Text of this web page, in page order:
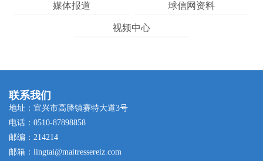
媒体报道 球信网资料
视频中心
联系我们
地址：宜兴市高塍镇赛特大道3号
电话：0510-87898858
邮编：214214
邮箱：lingtai@maitressereiz.com